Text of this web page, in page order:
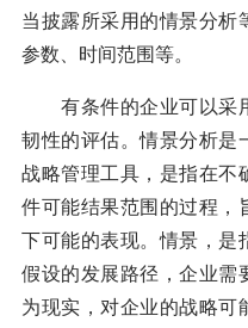
当披露所采用的情景分析
参数、时间范围等。
有条件的企业可以采
韧性的评估。情景分析是
战略管理工具，是指在不
件可能结果范围的过程，
下可能的表现。情景，是
假设的发展路径，企业需
为现实，对企业的战略可